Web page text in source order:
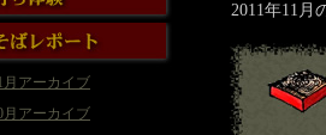
月アーカイブ
月アーカイブ
2011年11月